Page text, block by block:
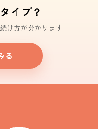
イプ？
け方が分かります
る